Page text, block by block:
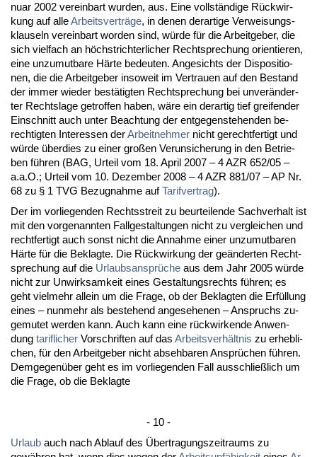
nu­ar 2002 ver­ein­bart wur­den, aus. Ei­ne vollständi­ge Rück­wir­
kung auf al­leAr­beits­verträge, in de­nen der­ar­ti­ge Ver­wei­sungs­
klau­seln ver­ein­bart wor­den sind, würde für die Ar­beit­ge­ber, die
sich viel­fach an höchst­rich­ter­li­cher Recht­spre­chung ori­en­tie­ren,
ei­ne un­zu­mut­ba­re Härte be­deu­ten. An­ge­sichts der Dis­po­si­tio­
nen, die die Ar­beit­ge­ber in­so­weit im Ver­trau­en auf den Be­stand
der im­mer wie­der bestätig­ten Recht­spre­chung bei un­veränder­
ter Rechts­la­ge ge­trof­fen ha­ben, wäre ein der­ar­tig tief grei­fen­der
Ein­schnitt auch un­ter Be­ach­tung der ent­ge­gen­ste­hen­den be­
rech­tig­ten In­ter­es­sen derAr­beit­neh­mer nicht ge­recht­fer­tigt und
würde über­dies zu ei­ner großen Ver­un­si­che­rung in den Be­trie­
ben führen (BAG, Ur­teil vom 18. April 2007 – 4 AZR 652/05 –
a.a.O.; Ur­teil vom 10. De­zem­ber 2008 – 4 AZR 881/07 – AP Nr.
68 zu § 1 TVG Be­zug­nah­me aufTa­rif­ver­trag).
Der im vor­lie­gen­den Rechts­streit zu be­ur­tei­len­de Sach­ver­halt ist
mit den vor­ge­nann­ten Fall­ge­stal­tun­gen nicht zu ver­glei­chen und
recht­fer­tigt auch sonst nicht die An­nah­me ei­ner un­zu­mut­ba­ren
Härte für die Be­klag­te. Die Rück­wir­kung der geänder­ten Recht­
spre­chung auf die Ur­laubs­ansprüche aus dem Jahr 2005 würde
nicht zur Un­wirk­sam­keit ei­nes Ge­stal­tungs­rechts führen; es
geht viel­mehr al­lein um die Fra­ge, ob der Be­klag­ten die Erfüllung
ei­nes – nun­mehr als be­ste­hend an­ge­se­he­nen – An­spruchs zu­
ge­mu­tet wer­den kann. Auch kann ei­ne rück­wir­ken­de An­wen­
dung ta­rif­li­cher Vor­schrif­ten auf das Ar­beits­verhält­nis zu er­heb­li­
chen, für den Ar­beit­ge­ber nicht ab­seh­ba­ren Ansprüchen führen.
Dem­ge­genüber geht es im vor­lie­gen­den Fall aus­sch­ließlich um
die Fra­ge, ob die Be­klag­te
- 10 -
Ur­laub auch nach Ab­lauf des Über­tra­gungs­zeit­raums zu